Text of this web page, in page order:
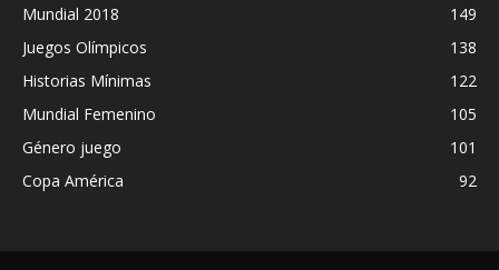
Mundial 2018
149
Juegos Olímpicos
138
Historias Mínimas
122
Mundial Femenino
105
Género juego
101
Copa América
92